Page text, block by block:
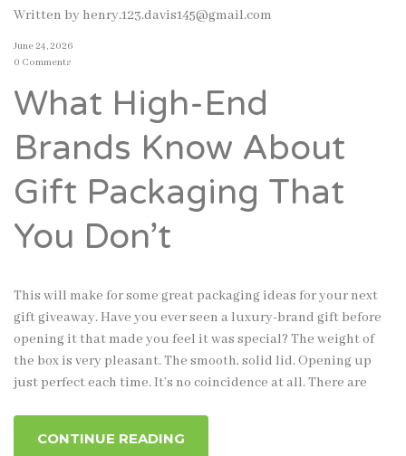
Written by henry.123.davis145@gmail.com
June 24, 2026
0 Comments
What High-End
Brands Know About
Gift Packaging That
You Don’t
This will make for some great packaging ideas for your next
gift giveaway. Have you ever seen a luxury-brand gift before
opening it that made you feel it was special? The weight of
the box is very pleasant. The smooth, solid lid. Opening up
just perfect each time. It’s no coincidence at all. There are
CONTINUE READING